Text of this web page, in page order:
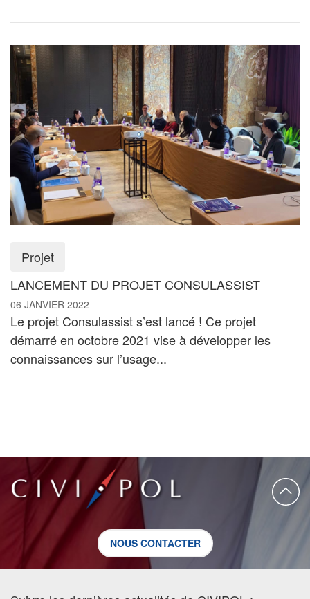
Projet
LANCEMENT DU PROJET CONSULASSIST
06 JANVIER 2022
Le projet Consulassist s’est lancé ! Ce projet
démarré en octobre 2021 vise à développer les
connaissances sur l’usage...
NOUS CONTACTER